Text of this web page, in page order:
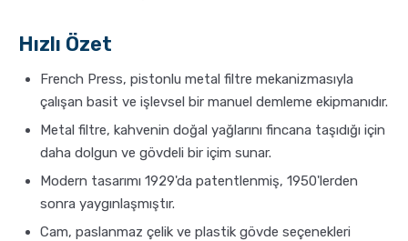
Hızlı Özet
French Press, pistonlu metal filtre mekanizmasıyla
çalışan basit ve işlevsel bir manuel demleme ekipmanıdır.
Metal filtre, kahvenin doğal yağlarını fincana taşıdığı için
daha dolgun ve gövdeli bir içim sunar.
Modern tasarımı 1929'da patentlenmiş, 1950'lerden
sonra yaygınlaşmıştır.
Cam, paslanmaz çelik ve plastik gövde seçenekleri